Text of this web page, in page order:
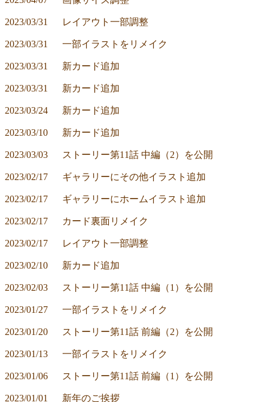
2023/03/31	レイアウト一部調整
2023/03/31	一部イラストをリメイク
2023/03/31	新カード追加
2023/03/31	新カード追加
2023/03/24	新カード追加
2023/03/10	新カード追加
2023/03/03	ストーリー第11話 中編（2）を公開
2023/02/17	ギャラリーにその他イラスト追加
2023/02/17	ギャラリーにホームイラスト追加
2023/02/17	カード裏面リメイク
2023/02/17	レイアウト一部調整
2023/02/10	新カード追加
2023/02/03	ストーリー第11話 中編（1）を公開
2023/01/27	一部イラストをリメイク
2023/01/20	ストーリー第11話 前編（2）を公開
2023/01/13	一部イラストをリメイク
2023/01/06	ストーリー第11話 前編（1）を公開
2023/01/01	新年のご挨拶